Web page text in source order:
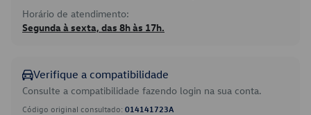
Horário de atendimento:
Segunda à sexta, das 8h às 17h.
Verifique a compatibilidade
Consulte a compatibilidade fazendo login na sua conta.
Código original consultado: 014141723A